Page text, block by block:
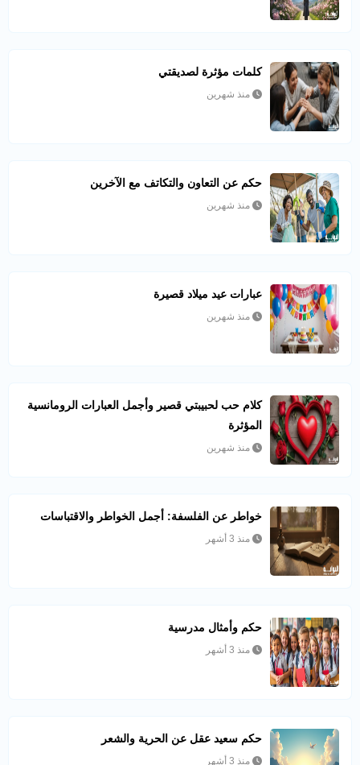
كلمات مؤثرة لصديقتي
منذ شهرين
حكم عن التعاون والتكاتف مع الآخرين
منذ شهرين
عبارات عيد ميلاد قصيرة
منذ شهرين
كلام حب لحبيبتي قصير وأجمل العبارات الرومانسية
المؤثرة
منذ شهرين
خواطر عن الفلسفة: أجمل الخواطر والاقتباسات
منذ 3 أشهر
حكم وأمثال مدرسية
منذ 3 أشهر
حكم سعيد عقل عن الحرية والشعر
منذ 3 أشهر